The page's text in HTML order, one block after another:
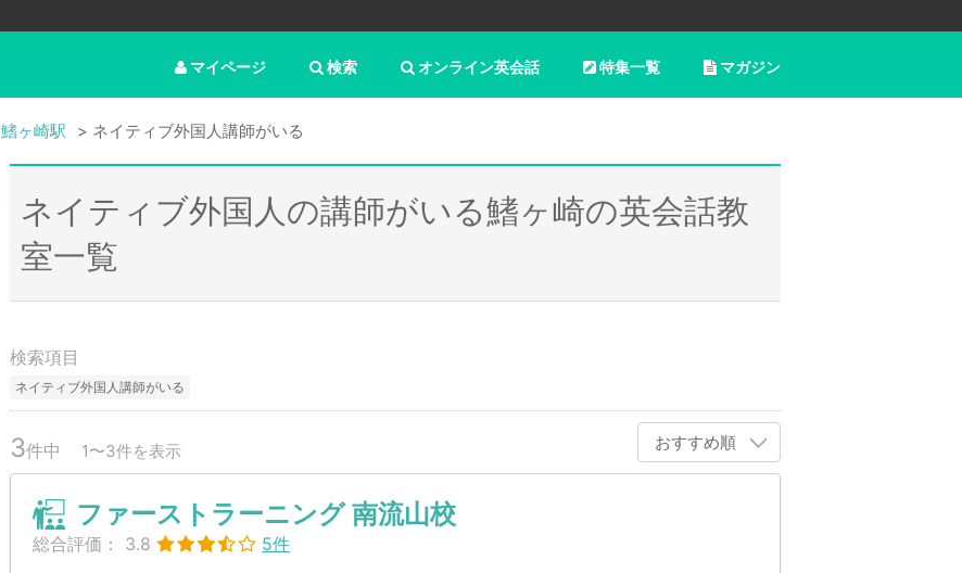
マガジン
特集一覧
オンライン英会話
検索
マイページ
鰭ヶ崎駅 ネイティブ外国人講師がいる
ネイティブ外国人の講師がいる鰭ヶ崎の英会話教
室一覧
検索項目
ネイティブ外国人講師がいる
3件中 1〜3件を表示 おすすめ順
ファーストラーニング 南流山校
総合評価： 3.8 5件